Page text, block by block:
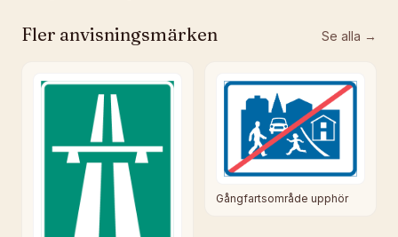
Fler anvisningsmärken Se alla →
Gångfartsområde upphör